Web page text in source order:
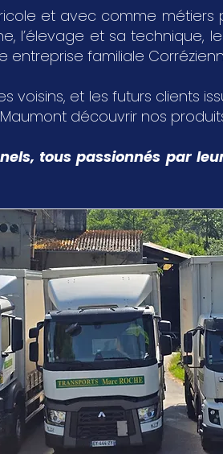
et avec comme
l’élevage et sa technique,
entreprise familiale
voisins, et les futurs clients
découvrir nos
tous passionnés par